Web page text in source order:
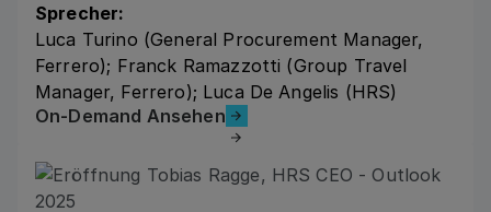
Sprecher:
Luca Turino (General Procurement Manager,
Ferrero); Franck Ramazzotti (Group Travel
Manager, Ferrero); Luca De Angelis (HRS)
On-Demand Ansehen
On-Demand Ansehen